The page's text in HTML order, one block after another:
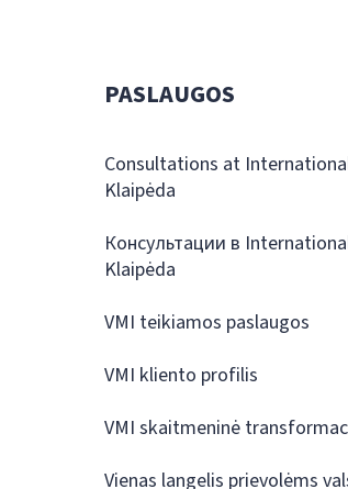
PASLAUGOS
Consultations at
Klaipėda
Консультации в
Klaipėda
VMI teikiamos paslaugos
VMI kliento profilis
VMI skaitmeninė
Vienas langelis prievolėms